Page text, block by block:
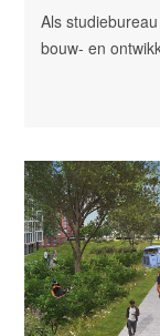
Als
bouw- en